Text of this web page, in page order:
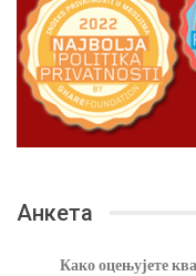
Анкета
Како оцењујете